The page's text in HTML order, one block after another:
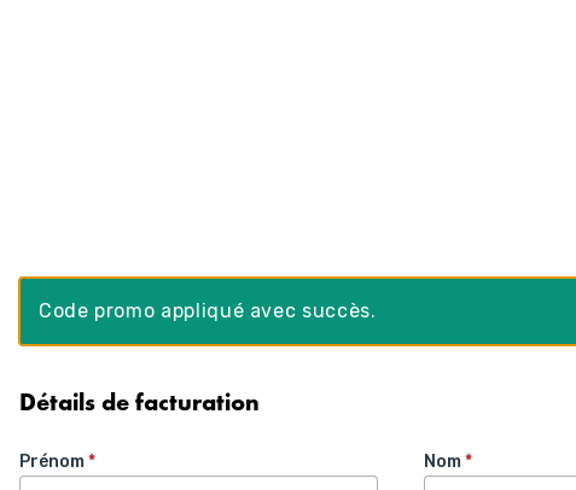
Code promo appliqué avec succès.
Détails de facturation
Prénom* Nom*